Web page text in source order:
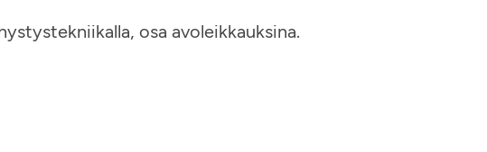
osa avoleikkauksina.